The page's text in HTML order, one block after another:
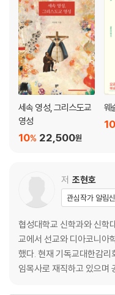
세속 영성, 그리스도교
영성
22,500원
10%
웨
10
저 조현호
관심작가 알림
협성대학교 신학과와 신학
교에서 선교와 디아코니아
했다. 현재 기독교대한감
임목사로 재직하고 있으며